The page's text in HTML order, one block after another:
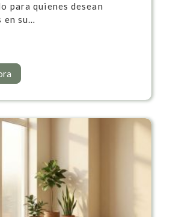
para quienes desean
en su…